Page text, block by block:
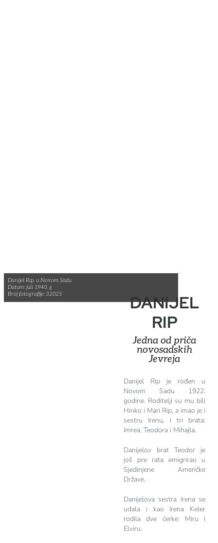
Danijel Rip, u Novom Sadu
Datum: juli 1940. g
Broj fotografije: 32025
DANIJEL
RIP
Jedna od priča
novosadskih
Jevreja
Danijel Rip je rođen u
Novom Sadu 1922.
godine. Roditelji su mu bili
Hinko i Mari Rip, a imao je i
sestru Irenu, i tri brata:
Imrea, Teodora i Mihajla.
Danijelov brat Teodor je
još pre rata emigrirao u
Sjedinjene Američke
Države.
Danijelova sestra Irena se
udala i kao Irena Keler
rodila dve ćerke: Miru i
Elviru.